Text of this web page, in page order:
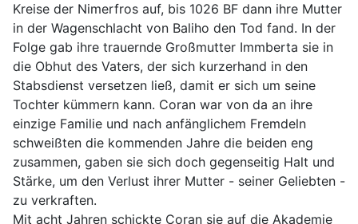
Kreise der Nimerfros auf, bis 1026 BF dann ihre Mutter
in der Wagenschlacht von Baliho den Tod fand. In der
Folge gab ihre trauernde Großmutter Immberta sie in
die Obhut des Vaters, der sich kurzerhand in den
Stabsdienst versetzen ließ, damit er sich um seine
Tochter kümmern kann. Coran war von da an ihre
einzige Familie und nach anfänglichem Fremdeln
schweißten die kommenden Jahre die beiden eng
zusammen, gaben sie sich doch gegenseitig Halt und
Stärke, um den Verlust ihrer Mutter - seiner Geliebten -
zu verkraften.
Mit acht Jahren schickte Coran sie auf die Akademie